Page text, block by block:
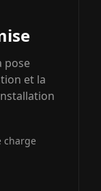
pose
et la
charge